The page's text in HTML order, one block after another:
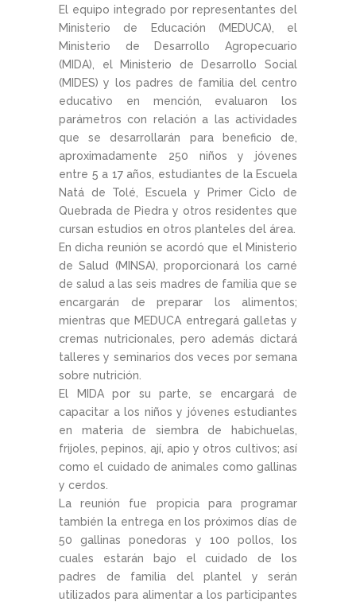
El equipo integrado por representantes del
Ministerio de Educación (MEDUCA), el
Ministerio de Desarrollo Agropecuario
(MIDA), el Ministerio de Desarrollo Social
(MIDES) y los padres de familia del centro
educativo en mención, evaluaron los
parámetros con relación a las actividades
que se desarrollarán para beneficio de,
aproximadamente 250 niños y jóvenes
entre 5 a 17 años, estudiantes de la Escuela
Natá de Tolé, Escuela y Primer Ciclo de
Quebrada de Piedra y otros residentes que
cursan estudios en otros planteles del área.
En dicha reunión se acordó que el Ministerio
de Salud (MINSA), proporcionará los carné
de salud a las seis madres de familia que se
encargarán de preparar los alimentos;
mientras que MEDUCA entregará galletas y
cremas nutricionales, pero además dictará
talleres y seminarios dos veces por semana
sobre nutrición.
El MIDA por su parte, se encargará de
capacitar a los niños y jóvenes estudiantes
en materia de siembra de habichuelas,
frijoles, pepinos, ají, apio y otros cultivos; así
como el cuidado de animales como gallinas
y cerdos.
La reunión fue propicia para programar
también la entrega en los próximos días de
50 gallinas ponedoras y 100 pollos, los
cuales estarán bajo el cuidado de los
padres de familia del plantel y serán
utilizados para alimentar a los participantes